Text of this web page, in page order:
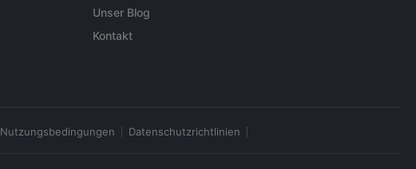
Unser Blog
Kontakt
Nutzungsbedingungen Datenschutzrichtlinien